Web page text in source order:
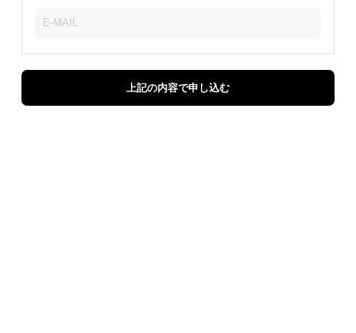
上記の内容で申し込む